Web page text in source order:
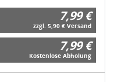
7,99 €
zzgl. 5,90 € Versand
7,99 €
Kostenlose Abholung